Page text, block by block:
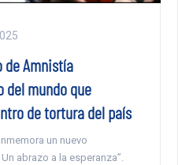
de Amnistía
del mundo que
de tortura del país
un nuevo
abrazo a la esperanza”.